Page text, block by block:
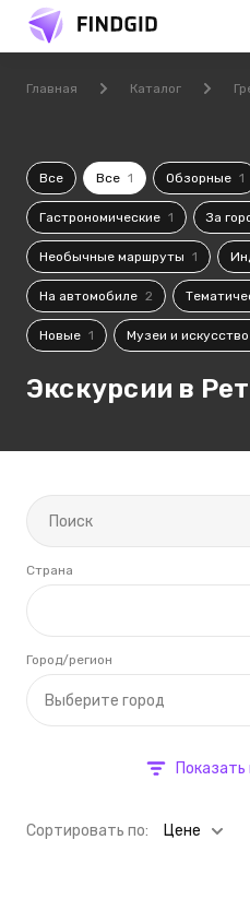
Главная Каталог
Все Все 1 Обзорные 1
Гастрономические 1 За
Необычные маршруты 1
На автомобиле 2
Новые 1 Музеи и искусство
Экскурсии в
Страна
Выберите город
Город/регион
Cортировать по: Цене